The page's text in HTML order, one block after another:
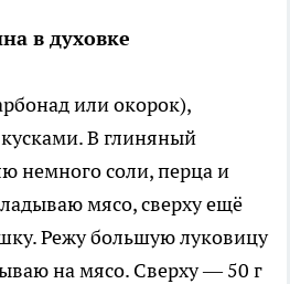
в духовке
или окорок),
В глиняный
немного соли, перца и
мясо, сверху ещё
Режу большую луковицу
на мясо. Сверху — 50 г